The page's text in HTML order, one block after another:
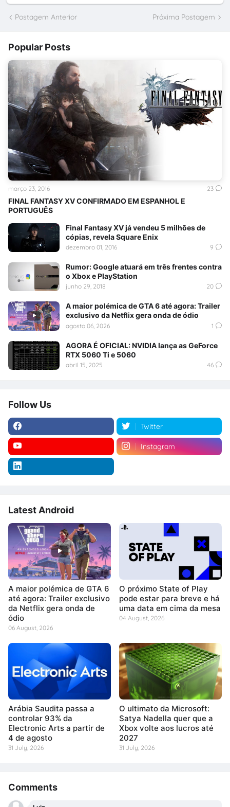
Postagem Anterior Próxima Postagem
Popular Posts
FINAL FANTASY XV CONFIRMADO EM ESPANHOL E
PORTUGUÊS
março 23, 2016 23
Final Fantasy XV já vendeu 5 milhões de
cópias, revela Square Enix
dezembro 01, 2016 9
Rumor: Google atuará em três frentes contra
o Xbox e PlayStation
junho 29, 2018 20
A maior polémica de GTA 6 até agora: Trailer
exclusivo da Netflix gera onda de ódio
agosto 06, 2026 1
AGORA É OFICIAL: NVIDIA lança as GeForce
RTX 5060 Ti e 5060
abril 15, 2025 46
Follow Us
Twitter
Instagram
Latest Android
A maior polémica de GTA 6
até agora: Trailer exclusivo
da Netflix gera onda de
ódio
06 August, 2026
O próximo State of Play
pode estar para breve e há
uma data em cima da mesa
04 August, 2026
Arábia Saudita passa a
controlar 93% da
Electronic Arts a partir de
4 de agosto
31 July, 2026
O ultimato da Microsoft:
Satya Nadella quer que a
Xbox volte aos lucros até
2027
31 July, 2026
Comments